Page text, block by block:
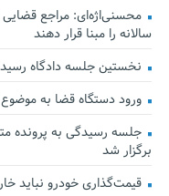
محسنی‌اژه‌ای: مراجع
سالانه را مبنا قرار دهند
نخستین جلسه دادگاه
ورود دستگاه قضا به موضوع
جلسه رسیدگی به
برگزار شد
قیمت‌گذاری خودرو نباید